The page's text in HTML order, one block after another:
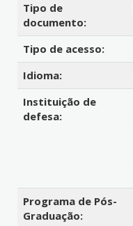
Tipo de
documento:
Tipo de acesso:
Idioma:
Instituição de
defesa:
Programa de Pós-
Graduação: